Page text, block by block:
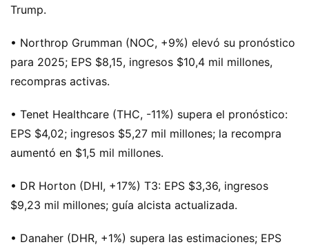
Trump.
• Northrop Grumman (NOC, +9%) elevó su pronóstico
para 2025; EPS $8,15, ingresos $10,4 mil millones,
recompras activas.
• Tenet Healthcare (THC, -11%) supera el pronóstico:
EPS $4,02; ingresos $5,27 mil millones; la recompra
aumentó en $1,5 mil millones.
• DR Horton (DHI, +17%) T3: EPS $3,36, ingresos
$9,23 mil millones; guía alcista actualizada.
• Danaher (DHR, +1%) supera las estimaciones; EPS